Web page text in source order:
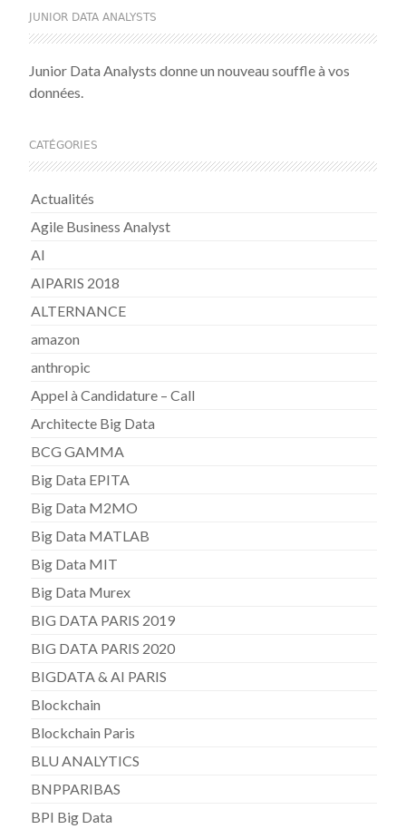
JUNIOR DATA ANALYSTS
Junior Data Analysts donne un nouveau souffle à vos
données.
CATÉGORIES
Actualités
Agile Business Analyst
AI
AIPARIS 2018
ALTERNANCE
amazon
anthropic
Appel à Candidature – Call
Architecte Big Data
BCG GAMMA
Big Data EPITA
Big Data M2MO
Big Data MATLAB
Big Data MIT
Big Data Murex
BIG DATA PARIS 2019
BIG DATA PARIS 2020
BIGDATA & AI PARIS
Blockchain
Blockchain Paris
BLU ANALYTICS
BNPPARIBAS
BPI Big Data